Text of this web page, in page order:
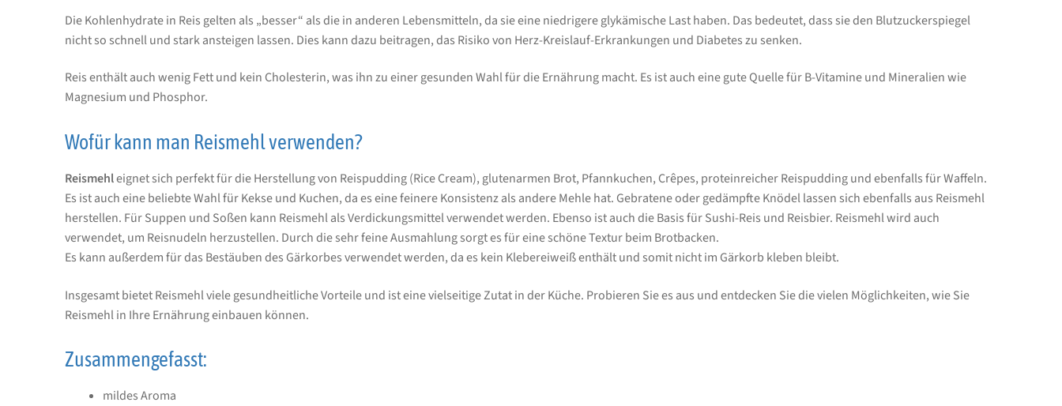
Die Kohlenhydrate in Reis gelten als „besser“ als die in anderen Lebensmitteln, da sie eine niedrigere glykämische Last haben. Das bedeutet, dass sie den Blutzuckerspiegel
nicht so schnell und stark ansteigen lassen. Dies kann dazu beitragen, das Risiko von Herz-Kreislauf-Erkrankungen und Diabetes zu senken.
Reis enthält auch wenig Fett und kein Cholesterin, was ihn zu einer gesunden Wahl für die Ernährung macht. Es ist auch eine gute Quelle für B-Vitamine und Mineralien wie
Magnesium und Phosphor.
Wofür kann man Reismehl verwenden?
Reismehleignet sich perfekt für die Herstellung von Reispudding (Rice Cream), glutenarmen Brot, Pfannkuchen, Crêpes, proteinreicher Reispudding und ebenfalls für Waffeln.
Es ist auch eine beliebte Wahl für Kekse und Kuchen, da es eine feinere Konsistenz als andere Mehle hat. Gebratene oder gedämpfte Knödel lassen sich ebenfalls aus Reismehl
herstellen. Für Suppen und Soßen kann Reismehl als Verdickungsmittel verwendet werden. Ebenso ist auch die Basis für Sushi-Reis und Reisbier. Reismehl wird auch
verwendet, um Reisnudeln herzustellen. Durch die sehr feine Ausmahlung sorgt es für eine schöne Textur beim Brotbacken.
Es kann außerdem für das Bestäuben des Gärkorbes verwendet werden, da es kein Klebereiweiß enthält und somit nicht im Gärkorb kleben bleibt.
Insgesamt bietet Reismehl viele gesundheitliche Vorteile und ist eine vielseitige Zutat in der Küche. Probieren Sie es aus und entdecken Sie die vielen Möglichkeiten, wie Sie
Reismehl in Ihre Ernährung einbauen können.
Zusammengefasst:
mildes Aroma